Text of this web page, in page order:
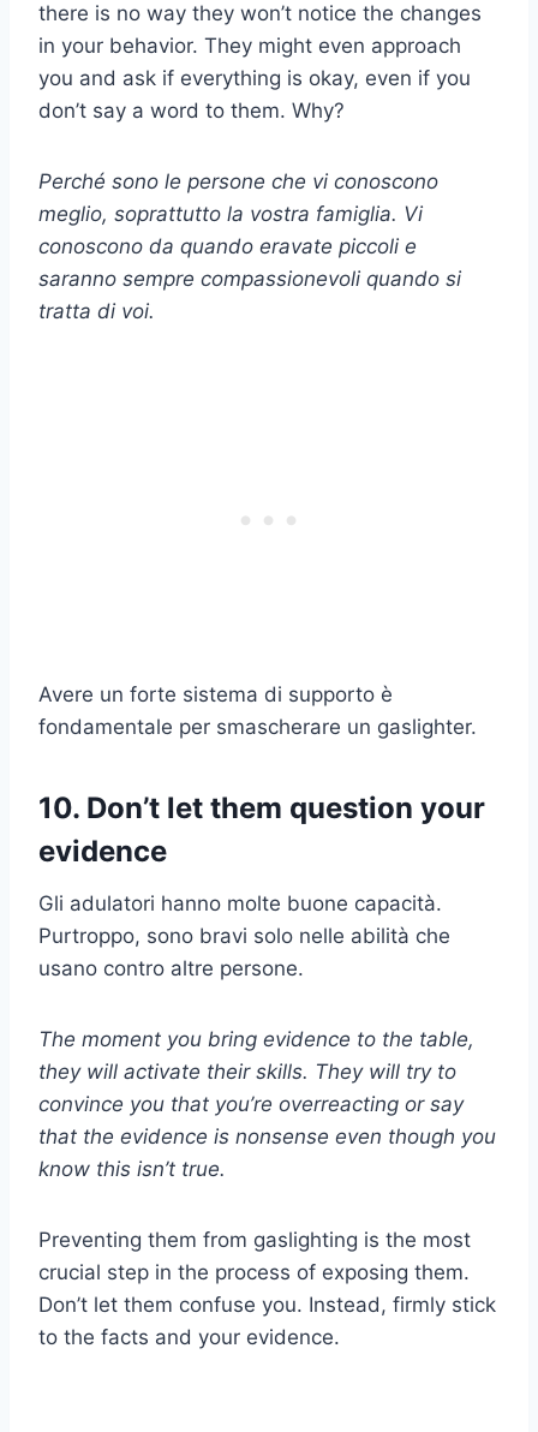
there is no way they won’t notice the changes
in your behavior. They might even approach
you and ask if everything is okay, even if you
don’t say a word to them. Why?
Perché sono le persone che vi conoscono
meglio, soprattutto la vostra famiglia. Vi
conoscono da quando eravate piccoli e
saranno sempre compassionevoli quando si
tratta di voi.
Avere un forte sistema di supporto è
fondamentale per smascherare un gaslighter.
10. Don’t let them question your
evidence
Gli adulatori hanno molte buone capacità.
Purtroppo, sono bravi solo nelle abilità che
usano contro altre persone.
The moment you bring evidence to the table,
they will activate their skills. They will try to
convince you that you’re overreacting or say
that the evidence is nonsense even though you
know this isn’t true.
Preventing them from gaslighting is the most
crucial step in the process of exposing them.
Don’t let them confuse you. Instead, firmly stick
to the facts and your evidence.